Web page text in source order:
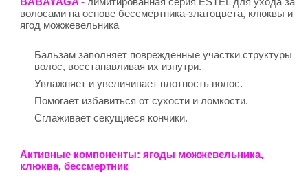
волосами на основе бессмертника-златоцвета, клюквы и
ягод можжевельника
Бальзам заполняет поврежденные участки структуры
волос, восстанавливая их изнутри.
Увлажняет и увеличивает плотность волос.
Помогает избавиться от сухости и ломкости.
Сглаживает секущиеся кончики.
Активные компоненты: ягоды можжевельника,
клюква, бессмертник